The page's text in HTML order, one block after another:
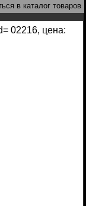
в каталог товаров